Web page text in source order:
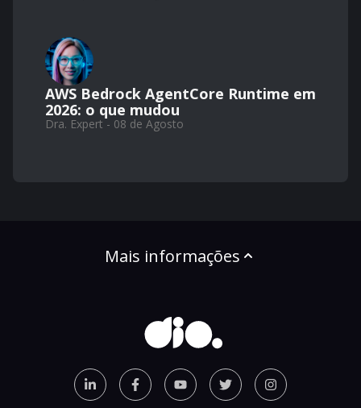
AWS Bedrock AgentCore Runtime em
2026: o que mudou
Dra. Expert - 08 de Agosto
Mais informações